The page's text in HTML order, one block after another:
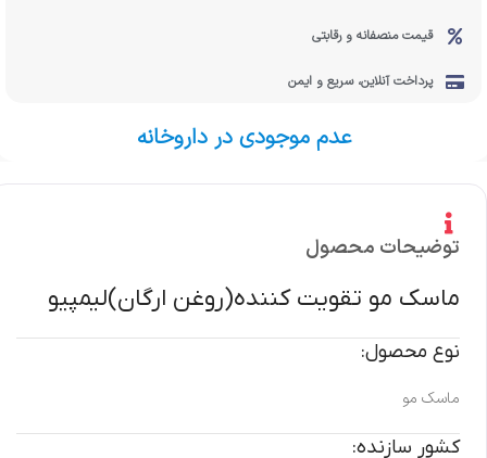
قیمت منصفانه و رقابتی
پرداخت آنلاین، سریع و ایمن
عدم موجودی در داروخانه
توضیحات محصول
ماسک مو تقویت کننده(روغن ارگان)لیمپیو
نوع محصول:
ماسک مو
کشور سازنده: